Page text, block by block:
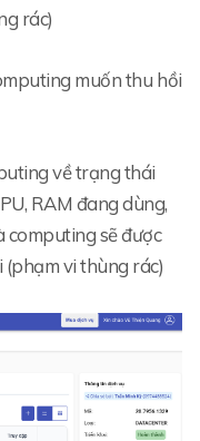
rác)
muốn thu hồi
về trạng thái
RAM đang dùng,
computing sẽ được
vi thùng rác)